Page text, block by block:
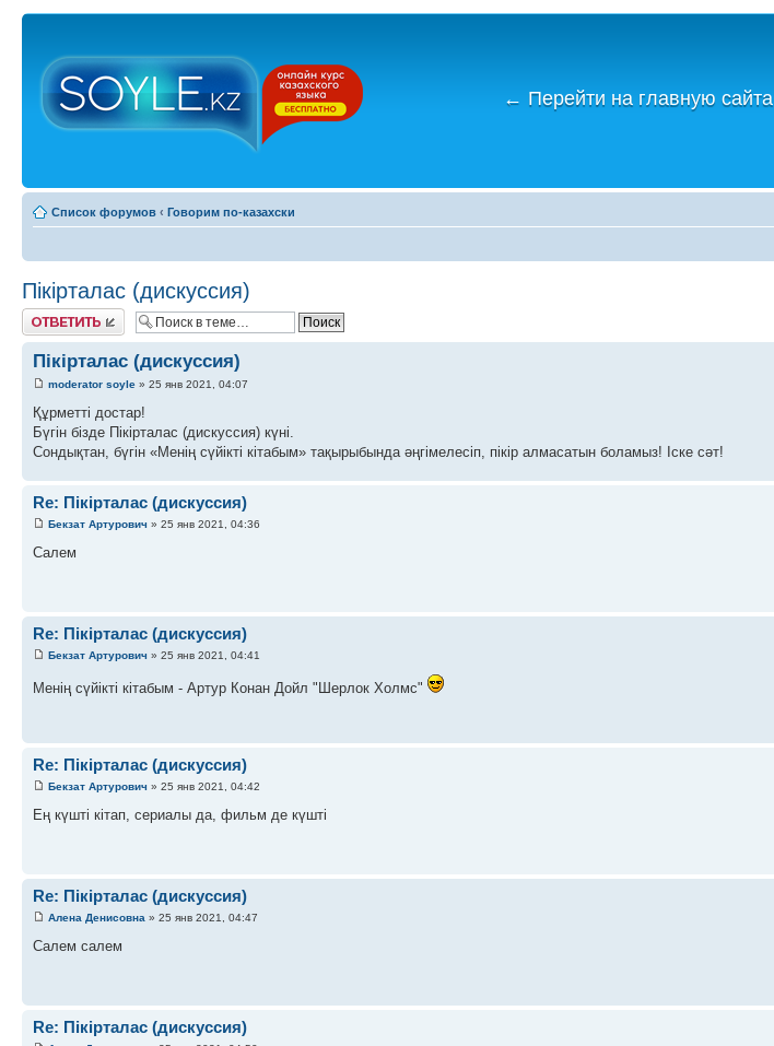
← Перейти на главную сайта
Список форумов ‹ Говорим по-казахски
Пікірталас (дискуссия)
Ответить
Пікірталас (дискуссия)
moderator soyle » 25 янв 2021, 04:07
Құрметті достар!
Бүгін бізде Пікірталас (дискуссия) күні.
Сондықтан, бүгін «Менің сүйікті кітабым» тақырыбында әңгімелесіп, пікір алмасатын боламыз! Іске сәт!
Re: Пікірталас (дискуссия)
Бекзат Артурович » 25 янв 2021, 04:36
Салем
Re: Пікірталас (дискуссия)
Бекзат Артурович » 25 янв 2021, 04:41
Менің сүйікті кітабым - Артур Конан Дойл "Шерлок Холмс"
Re: Пікірталас (дискуссия)
Бекзат Артурович » 25 янв 2021, 04:42
Ең күшті кітап, сериалы да, фильм де күшті
Re: Пікірталас (дискуссия)
Алена Денисовна » 25 янв 2021, 04:47
Салем салем
Re: Пікірталас (дискуссия)